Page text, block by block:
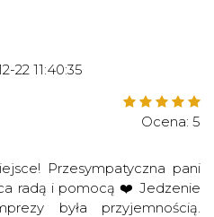
22 11:40:35
Ocena: 5
Przesympatyczna pani
radą i pomocą ❤️ Jedzenie
była przyjemnością.